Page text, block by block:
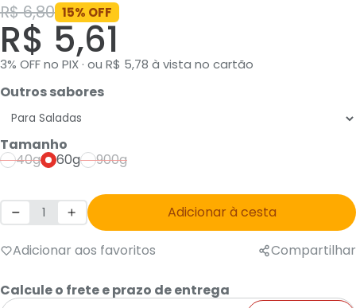
R$ 6,80 15% OFF
R$ 5,61
3% OFF no PIX · ou R$ 5,78 à vista no cartão
Outros sabores
Tamanho
40g
60g 900g
Adicionar à cesta
Adicionar aos favoritos Compartilhar
Calcule o frete e prazo de entrega